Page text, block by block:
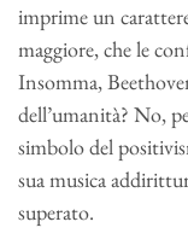
imprime un
maggiore, che le
Insomma,
dell’umanità? No,
simbolo del
sua musica
superato.